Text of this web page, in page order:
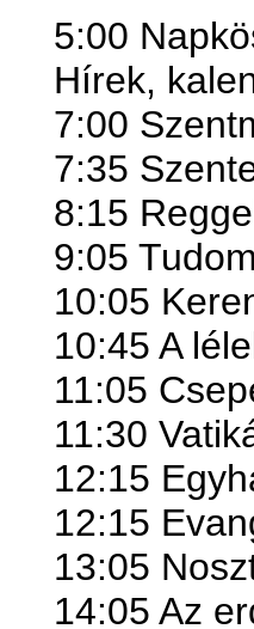
5:00
Hírek,
7:00
7:35
8:15
9:05
10:05
10:45 A
11:05
11:30
12:15
12:15
13:05
14:05 Az